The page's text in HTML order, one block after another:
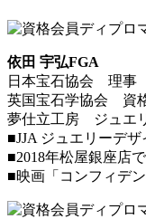
依田 宇弘FGA
日本宝石協会 理事
英国宝石学協会 資
夢仕立工房 ジュエ
■JJA ジュエリーデザ
■2018年松屋銀座店
■映画「コンフィデ